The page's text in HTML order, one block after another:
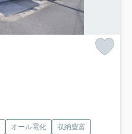
オール電化
収納豊富